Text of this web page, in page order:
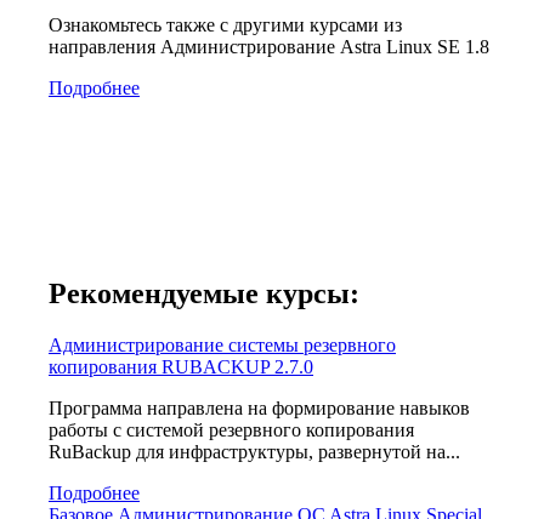
Ознакомьтесь также с другими курсами из
направления Администрирование Astra Linux SE 1.8
Подробнее
Рекомендуемые курсы:
Администрирование системы резервного
копирования RUBACKUP 2.7.0
Программа направлена на формирование навыков
работы с системой резервного копирования
RuBackup для инфраструктуры, развернутой на...
Подробнее